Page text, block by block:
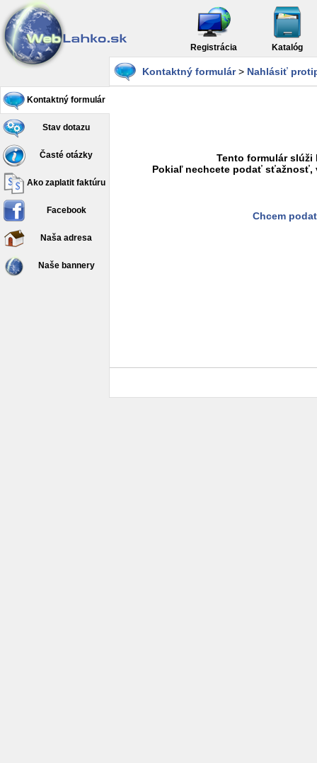
Registrácia Katalóg
Kontaktný formulár
Stav dotazu
Časté otázky
Ako zaplatit faktúru
Facebook
Naša adresa
Naše bannery
Kontaktný formulár> Nahlásiť
Tento formulár
Pokiaľ nechcete podať
Chcem